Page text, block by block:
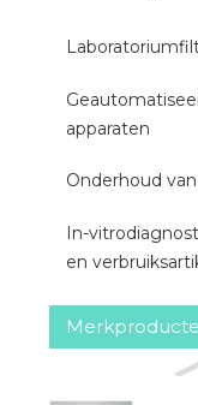
apparaten
Onderhoud
In-
en